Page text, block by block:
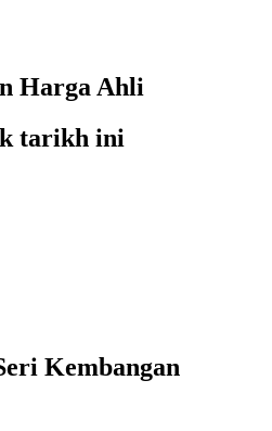
Harga Ahli
tarikh ini
Kembangan